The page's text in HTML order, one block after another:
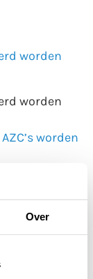
Over
worden
worden
worden
worden